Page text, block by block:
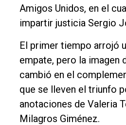
Amigos Unidos, en el
impartir justicia Sergio
El primer tiempo arrojó
empate, pero la imagen
cambió en el
que se lleven el triunfo
anotaciones de Valeria
Milagros Giménez.